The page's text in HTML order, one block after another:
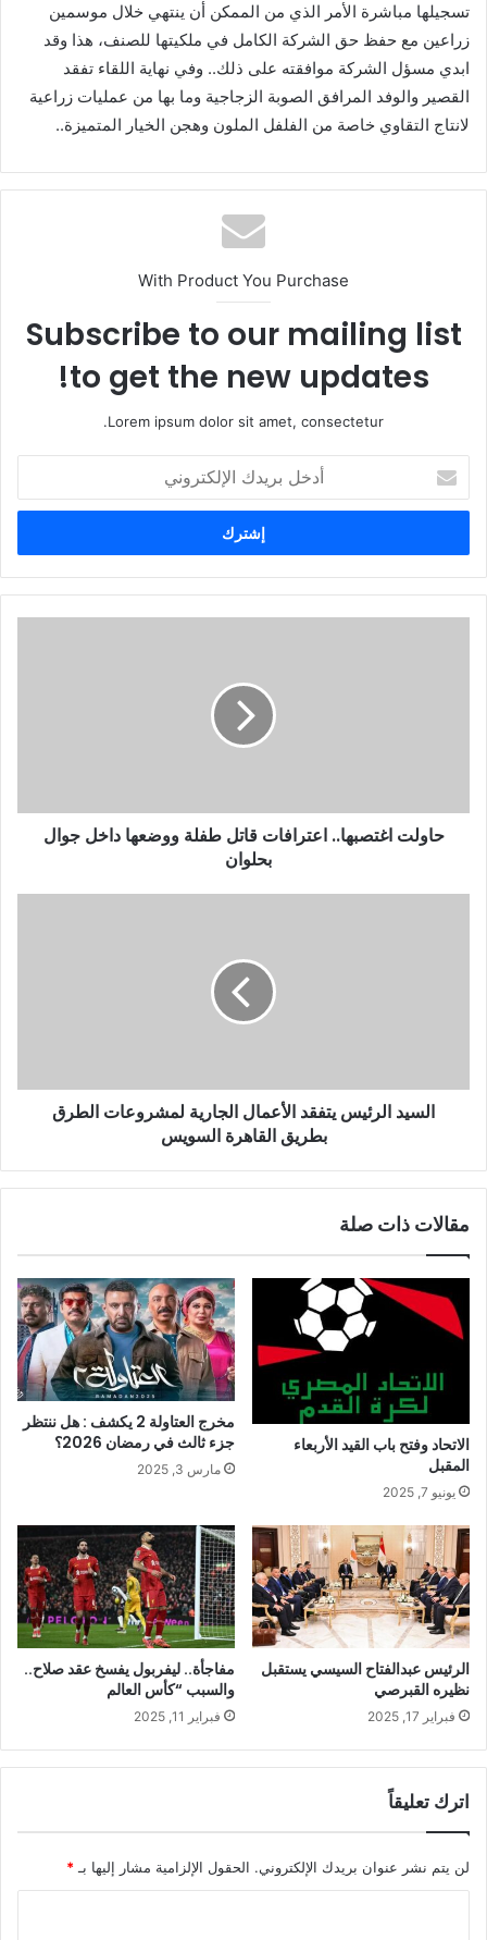
تسجيلها مباشرة الأمر الذي من الممكن أن ينتهي خلال موسمين
زراعين مع حفظ حق الشركة الكامل في ملكيتها للصنف، هذا وقد
ابدي مسؤل الشركة موافقته على ذلك.. وفي نهاية اللقاء تفقد
القصير والوفد المرافق الصوبة الزجاجية وما بها من عمليات زراعية
لانتاج التقاوي خاصة من الفلفل الملون وهجن الخيار المتميزة..
With Product You Purchase
Subscribe to our mailing list
to get the new updates!
Lorem ipsum dolor sit amet, consectetur.
خ
ب
ر
ر
حاولت اغتصبها.. اعترافات قاتل طفلة ووضعها داخل جوال
بحلوان
السيد الرئيس يتفقد الأعمال الجارية لمشروعات الطرق
بطريق القاهرة السويس
مقالات ذات صلة
الاتحاد وفتح باب القيد الأربعاء
المقبل
يونيو 7, 2025
مخرج العتاولة 2 يكشف : هل ننتظر
جزء ثالث في رمضان 2026؟
مارس 3, 2025
الرئيس عبدالفتاح السيسي يستقبل
نظيره القبرصي
فبراير 17, 2025
مفاجأة.. ليفربول يفسخ عقد صلاح..
والسبب “كأس العالم
فبراير 11, 2025
اترك تعليقاً
لن يتم نشر عنوان بريدك الإلكتروني. الحقول الإلزامية مشار إليها بـ *